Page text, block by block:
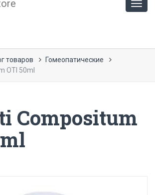
товаров
Гомеопатические
OTI 50ml
Compositum